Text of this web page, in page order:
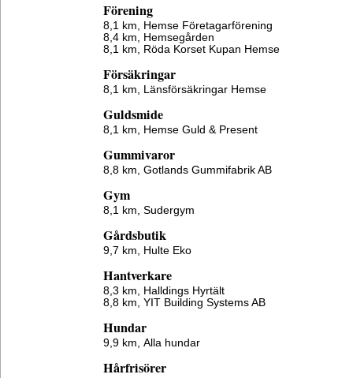
Förening
8,1 km, Hemse Företagarförening
8,4 km, Hemsegården
8,1 km, Röda Korset Kupan Hemse
Försäkringar
8,1 km, Länsförsäkringar Hemse
Guldsmide
8,1 km, Hemse Guld & Present
Gummivaror
8,8 km, Gotlands Gummifabrik AB
Gym
8,1 km, Sudergym
Gårdsbutik
9,7 km, Hulte Eko
Hantverkare
8,3 km, Halldings Hyrtält
8,8 km, YIT Building Systems AB
Hundar
9,9 km, Alla hundar
Hårfrisörer